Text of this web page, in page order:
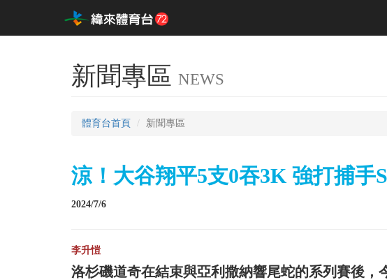
新聞專區 NEWS
體育台首頁 新聞專區
涼！大谷翔平5支0吞3K 強打捕手
2024/7/6
李升愷
洛杉磯道奇在結束與亞利撒納響尾蛇的系列賽後，